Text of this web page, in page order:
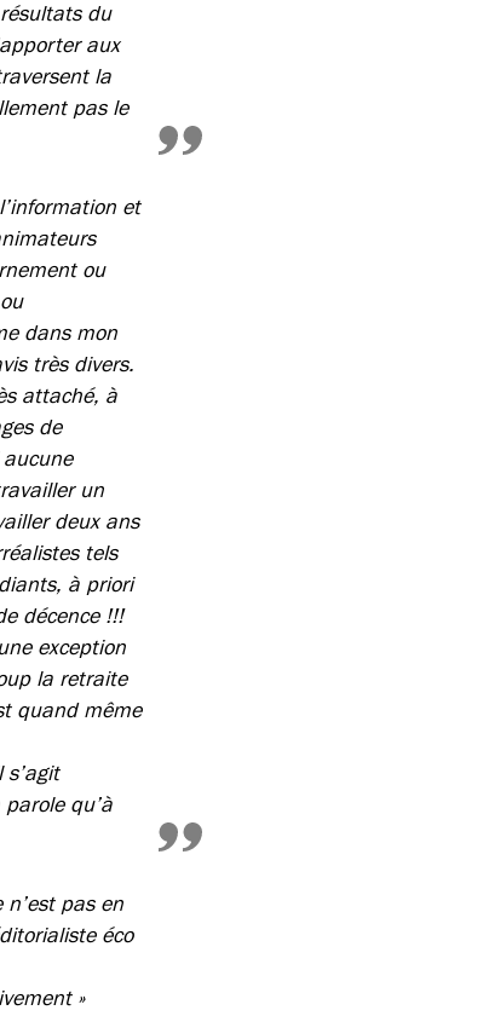
du
aux
la
pas le
et
ou
dans mon
très divers.
attaché, à
de
un
deux ans
tels
à priori
décence !!!
exception
la retraite
quand même
qu’à
pas en
éco
»